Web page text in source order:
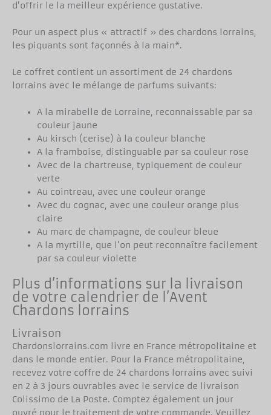
d’offrir le la meilleur expérience gustative.
Pour un aspect plus « attractif » des chardons lorrains,
les piquants sont façonnés à la main*.
Le coffret contient un assortiment de 24 chardons
lorrains avec le mélange de parfums suivants:
A la mirabelle de Lorraine, reconnaissable par sa
couleur jaune
Au kirsch (cerise) à la couleur blanche
A la framboise, distinguable par sa couleur rose
Avec de la chartreuse, typiquement de couleur
verte
Au cointreau, avec une couleur orange
Avec du cognac, avec une couleur orange plus
claire
Au marc de champagne, de couleur bleue
A la myrtille, que l’on peut reconnaître facilement
par sa couleur violette
Plus d’informations sur la livraison
de votre calendrier de l’Avent
Chardons lorrains
Livraison
Chardonslorrains.com livre en France métropolitaine et
dans le monde entier. Pour la France métropolitaine,
recevez votre coffre de 24 chardons lorrains avec suivi
en 2 à 3 jours ouvrables avec le service de livraison
Colissimo de La Poste. Comptez également un jour
ouvré pour le traitement de votre commande. Veuillez